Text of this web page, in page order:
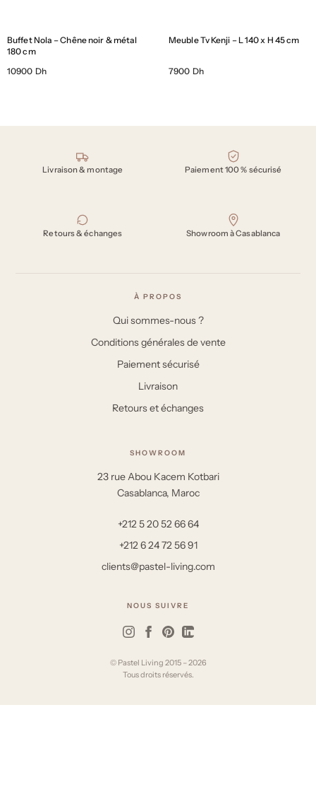
Buffet Nola – Chêne noir & métal
180 cm
10900 Dh
Meuble Tv Kenji – L 140 x H 45 cm
7900 Dh
Nos engagements
Livraison & montage Paiement 100 % sécurisé
Retours & échanges Showroom à Casablanca
À PROPOS
Qui sommes-nous ?
Conditions générales de vente
Paiement sécurisé
Livraison
Retours et échanges
SHOWROOM
23 rue Abou Kacem Kotbari
Casablanca, Maroc
+212 5 20 52 66 64
+212 6 24 72 56 91
clients@pastel-living.com
NOUS SUIVRE
© Pastel Living 2015 – 2026
Tous droits réservés.